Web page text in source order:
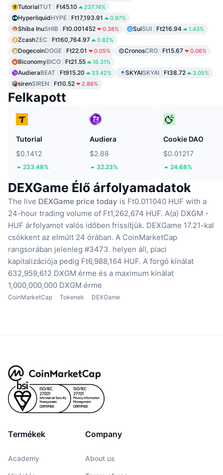
TutorialTUT Ft45.10 237.74%
HyperliquidHYPE Ft17,193.91 0.97%
Shiba InuSHIB Ft0.001452 0.38% SuiSUI Ft216.94 1.43%
ZcashZEC Ft160,764.97 0.82%
DogecoinDOGE Ft22.01 0.05% CronosCRO Ft15.67 0.06%
BiconomyBICO Ft21.55 16.31%
AudieraBEAT Ft915.20 33.42% SKYAISKYAI Ft38.72 3.05%
sirenSIREN Ft10.52 2.86%
Felkapott
Tutorial
$0.1412
233.48%
Audiera
$2.88
32.23%
Cookie DAO
$0.01217
24.68%
DEXGame Élő árfolyamadatok
The live DEXGame price today is Ft0.011040 HUF with a
24-hour trading volume of Ft1,262,674 HUF. A(a) DXGM -
HUF árfolyamot valós időben frissítjük. DEXGame 17.21-kal
csökkent az elmúlt 24 órában. A CoinMarketCap
rangsorában jelenleg #3473. helyen áll, piaci
kapitalizációja pedig Ft6,988,164 HUF. A forgó kínálat
632,959,612 DXGM érme és a maximum kínálat
1,000,000,000 DXGM érme
CoinMarketCap Tokenek DEXGame
Termékek
Academy
Company
About us